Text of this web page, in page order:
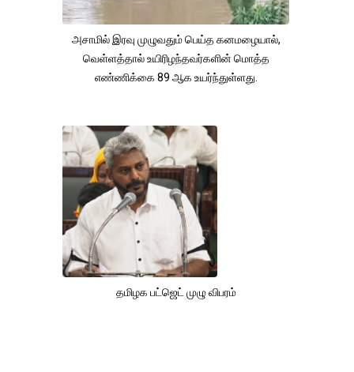
அசாமில் இரவு முழுவதும் பெய்த கனமழையால்,
வெள்ளத்தால் உயிரிழந்தவர்களின் மொத்த
எண்ணிக்கை 89 ஆக உயர்ந்துள்ளது.
தமிழக பட்ஜெட் முழு விபரம்